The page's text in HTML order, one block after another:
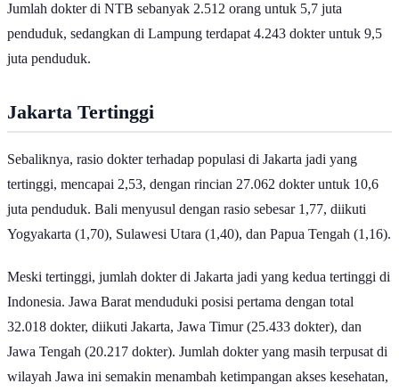
Jumlah dokter di NTB sebanyak 2.512 orang untuk 5,7 juta
penduduk, sedangkan di Lampung terdapat 4.243 dokter untuk 9,5
juta penduduk.
Jakarta Tertinggi
Sebaliknya, rasio dokter terhadap populasi di Jakarta jadi yang
tertinggi, mencapai 2,53, dengan rincian 27.062 dokter untuk 10,6
juta penduduk. Bali menyusul dengan rasio sebesar 1,77, diikuti
Yogyakarta (1,70), Sulawesi Utara (1,40), dan Papua Tengah (1,16).
Meski tertinggi, jumlah dokter di Jakarta jadi yang kedua tertinggi di
Indonesia. Jawa Barat menduduki posisi pertama dengan total
32.018 dokter, diikuti Jakarta, Jawa Timur (25.433 dokter), dan
Jawa Tengah (20.217 dokter). Jumlah dokter yang masih terpusat di
wilayah Jawa ini semakin menambah ketimpangan akses kesehatan,